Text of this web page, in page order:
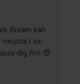
Brown kan
neutral i sin
dig fint 😍